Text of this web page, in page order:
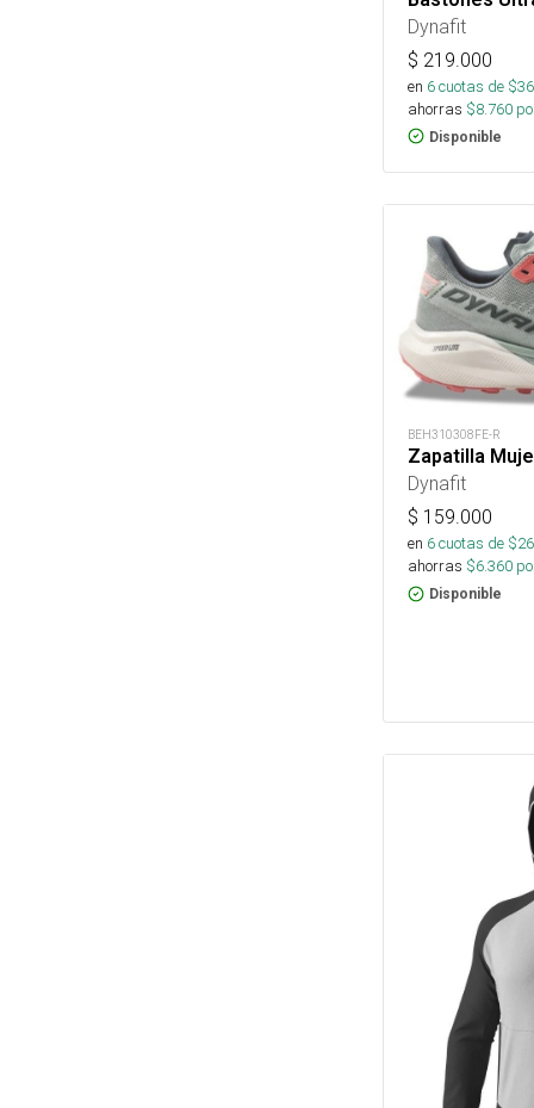
Dynafit
$ 219.000
en 6cuotas de $
ahorras $8.760
Disponible
BEH310308FE-R
Zapatilla
Dynafit
$ 159.000
en 6cuotas de $
ahorras $6.360
Disponible